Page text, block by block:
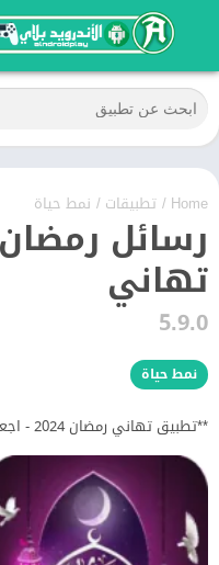
Home
/ تطبيقات / نمط حياة
رسائل
تهاني
5.9.0
نمط حياة
**تطبيق تهاني رمضان 2024 - اجعل فرحة شهر الخير في متناول يديك!**